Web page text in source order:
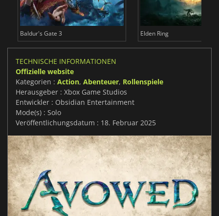
Baldur's Gate 3 Elden Ring
TECHNISCHE INFORMATIONEN
Offizielle website
Kategorien : Action, Abenteuer, Rollenspiele
Herausgeber : Xbox Game Studios
Entwickler : Obsidian Entertainment
Mode(s) : Solo
Veröffentlichungsdatum : 18. Februar 2025